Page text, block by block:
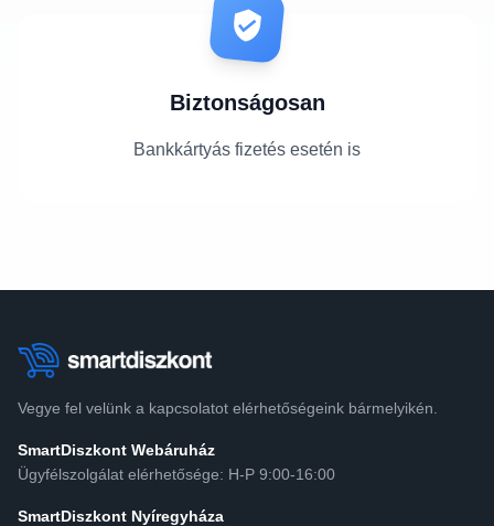
Biztonságosan
Bankkártyás fizetés esetén is
Vegye fel velünk a kapcsolatot elérhetőségeink bármelyikén.
SmartDiszkont Webáruház
Ügyfélszolgálat elérhetősége: H-P 9:00-16:00
SmartDiszkont Nyíregyháza